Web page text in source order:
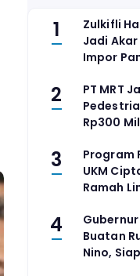
1
Zulkifli
Jadi
Impor
2
PT MRT
Rp300
3
Program
UKM
Ramah
4
Gubernur
Buatan
Nino,